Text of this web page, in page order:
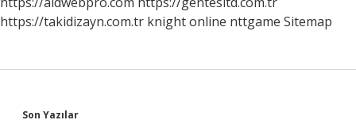
https://takidizayn.com.tr knight online nttgame Sitemap
Son Yazılar